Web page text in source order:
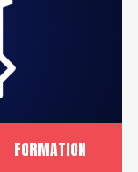
FORMATION